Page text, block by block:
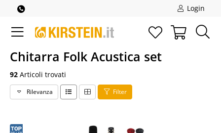
Login
Chitarra Folk Acustica set
92 Articoli trovati
Rilevanza Filter